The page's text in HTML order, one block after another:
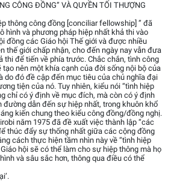
CÔNG ĐỒNG” VÀ QUYỀN TỐI THƯỢNG
thông công đồng [conciliar fellowship] ” đã
hình và phương pháp hiệp nhất khả thi vào
đồng các Giáo hội Thế giới và được nhiều
thế giới chấp nhận, cho đến ngày nay vẫn đưa
thi để tiến về phía trước. Chắc chắn, tình công
nên một khía cạnh của đời sống nội bộ của
do đó đề cập đến mục tiêu của chủ nghĩa đại
tiện của nó. Tuy nhiên, kiểu nói “tình hiệp
chỉ có ý định về mục đích, mà còn có ý định
đường dẫn đến sự hiệp nhất, trong khuôn khổ
kiến chung theo kiểu công đồng/đồng nghị.
năm 1975 đã đề xuất việc thành lập “các
thúc đẩy sự thống nhất giữa các cộng đồng
cách thực hiện tầm nhìn này về “tình hiệp
hội sẽ có thể làm cho sự hiệp thông mà họ
và sâu sắc hơn, thông qua điều có thể